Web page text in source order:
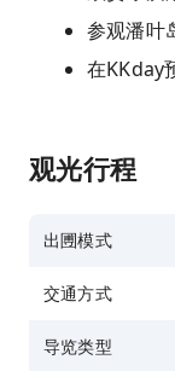
参观潘叶
在KKday
观光行程
出圑模式
交通方式
导览类型